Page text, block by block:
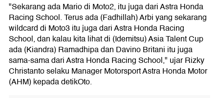
"Sekarang ada Mario di Moto2, itu juga dari Astra Honda
Racing School. Terus ada (Fadhillah) Arbi yang sekarang
wildcard di Moto3 itu juga dari Astra Honda Racing
School, dan kalau kita lihat di (Idemitsu) Asia Talent Cup
ada (Kiandra) Ramadhipa dan Davino Britani itu juga
sama-sama dari Astra Honda Racing School," ujar Rizky
Christanto selaku Manager Motorsport Astra Honda Motor
(AHM) kepada detikOto.